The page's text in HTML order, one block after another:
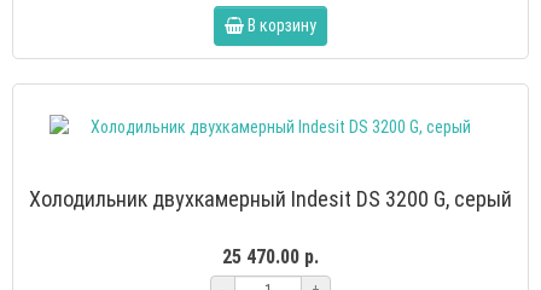
В корзину
Холодильник двухкамерный Indesit DS 3200 G, серый
25 470.00 р.